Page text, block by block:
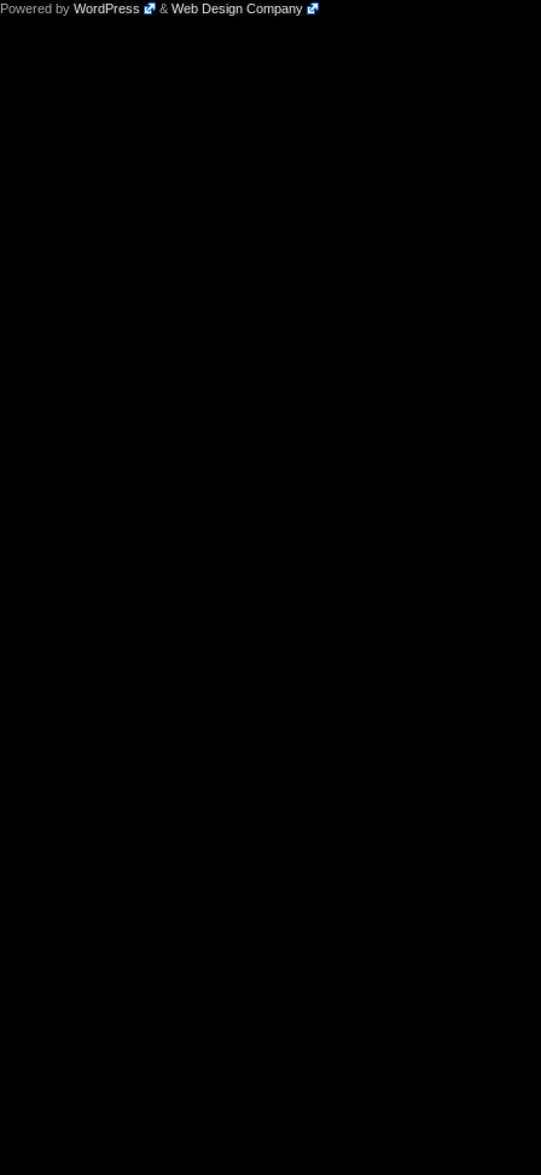
Powered by WordPress & Web Design Company